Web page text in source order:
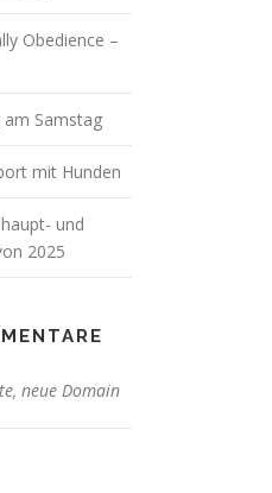
Obedience –
am Samstag
mit Hunden
und
2025
neue Domain